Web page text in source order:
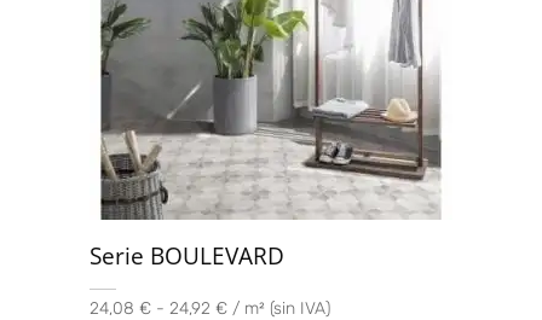
Serie BOULEVARD
24,08 € - 24,92 € / m² (sin IVA)